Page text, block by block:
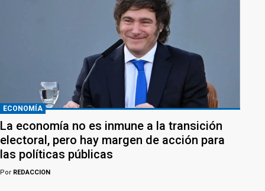
ECONOMÍA
La economía no es inmune a la transición
electoral, pero hay margen de acción para
las políticas públicas
Por REDACCION